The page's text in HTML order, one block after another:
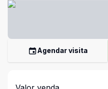
Agendar visita